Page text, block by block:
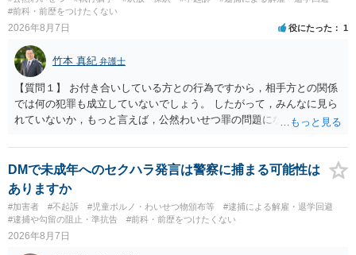
#前科・前歴をつけたくない
2026年8月7日 役にたった 1
竹本 真紀 弁護士
【質問１】 お付き合いしている方との行為ですから，相手方との関係
では何の犯罪も成立していないでしょう。 したがって，みんなに見ら
れていないか，もっと言えば，公然わいせつ罪の問題にならないかの
然性は，不特定又は多数の方が認識できる状態か否かで判断されま
す。 本件は，車の中という閉鎖された空間で行っており，不特定又は
多数の方が認識するのは困難な状態ですから，公然性はないと思いま
す。 また，意図的に示そうとする故意が必要ですが，本件では，通過
する車両があると服を着ている（わいせつな状態をなくしている）の
ですから，むしろ見られないようにしており，故意が認められること
DMで未成年へのセクハラ発言は警察に捕まる可能性は
ありますか
#加害者 #不起訴 #児童ポルノ・わいせつ物頒布等
#逮捕による解雇・退学回避
#逮捕や勾留の阻止・準抗告
#前科・前歴をつけたくない
2026年8月7日